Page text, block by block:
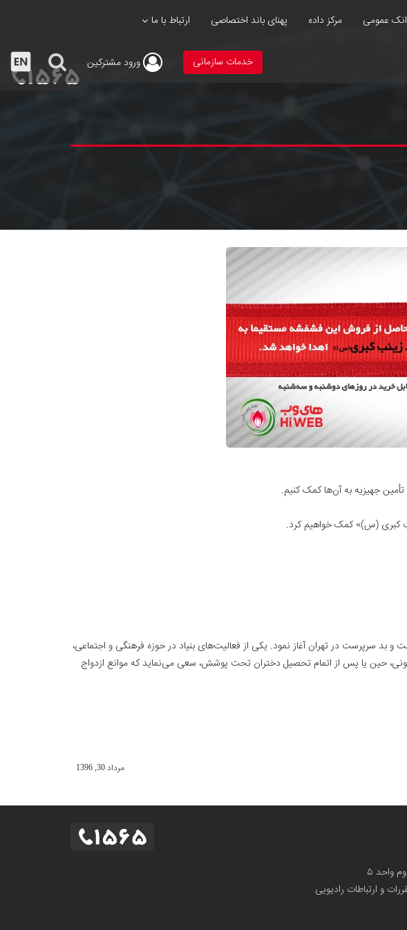
عمومی مرکز داده پهنای باند اختصاصی ارتباط با ما
ورود مشترکین خدمات سازمانی
جهیزیه به آن‌ها کمک کنیم.
کبری (س)» کمک خواهیم کرد.
و آموزش كودكان ‏بي‌سرپرست و بد سرپرست در تهران آغاز نمود. یکی از فعالیت‌های بنیاد در حوزه فرهنگی و اجتماعی،
حین یا پس از اتمام تحصیل دختران تحت پوشش، سعی می‌نماید که ‏موانع ازدواج
مرداد 30, 1396
واحد ۵
و ارتباطات رادیویی